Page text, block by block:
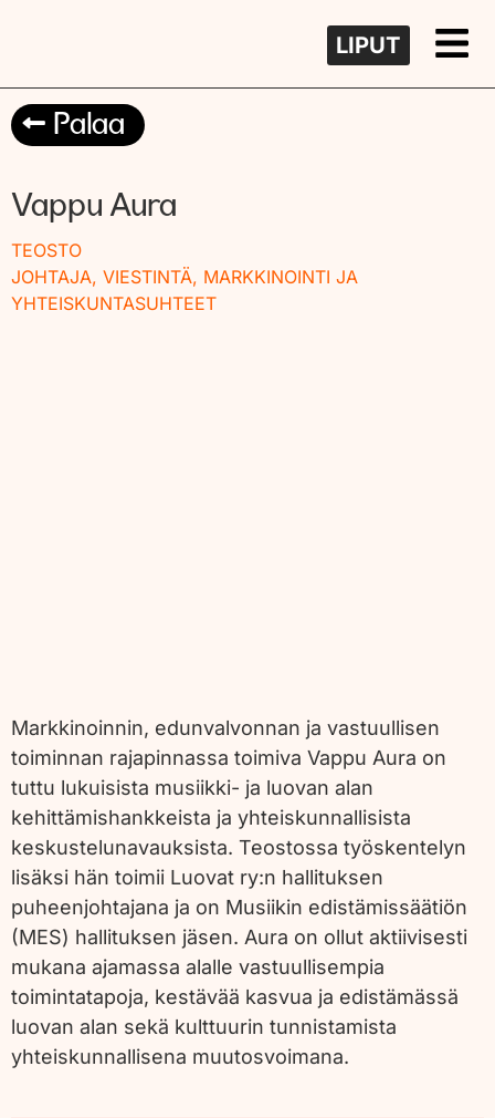
LIPUT
Palaa
Vappu Aura
TEOSTO
JOHTAJA, VIESTINTÄ, MARKKINOINTI JA
YHTEISKUNTASUHTEET
Markkinoinnin, edunvalvonnan ja vastuullisen
toiminnan rajapinnassa toimiva Vappu Aura on
tuttu lukuisista musiikki- ja luovan alan
kehittämishankkeista ja yhteiskunnallisista
keskustelunavauksista. Teostossa työskentelyn
lisäksi hän toimii Luovat ry:n hallituksen
puheenjohtajana ja on Musiikin edistämissäätiön
(MES) hallituksen jäsen. Aura on ollut aktiivisesti
mukana ajamassa alalle vastuullisempia
toimintatapoja, kestävää kasvua ja edistämässä
luovan alan sekä kulttuurin tunnistamista
yhteiskunnallisena muutosvoimana.